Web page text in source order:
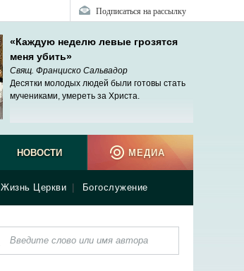
Подписаться на рассылку
«Каждую неделю левые грозятся
меня убить»
Свящ. Франциско Сальвадор
Десятки молодых людей были готовы стать
мучениками, умереть за Христа.
Жизнь Церкви Богослужение
НОВОСТИ МЕДИА